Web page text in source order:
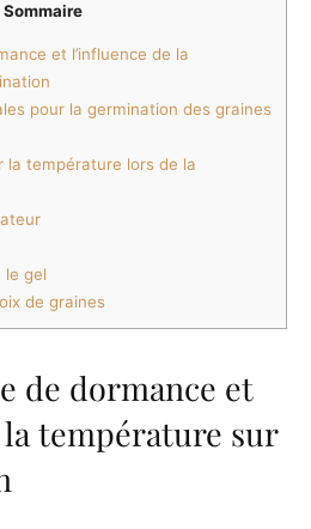
Sommaire
et l’influence de la
pour la germination des graines
la température lors de la
le gel
de graines
de dormance et
température sur